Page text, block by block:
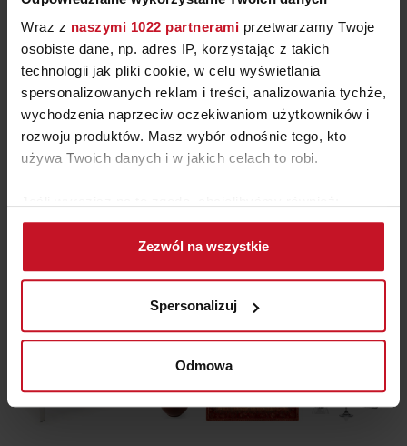
Wraz z naszymi 1022 partnerami przetwarzamy Twoje
osobiste dane, np. adres IP, korzystając z takich
technologii jak pliki cookie, w celu wyświetlania
spersonalizowanych reklam i treści, analizowania tychże,
wychodzenia naprzeciw oczekiwaniom użytkowników i
rozwoju produktów. Masz wybór odnośnie tego, kto
używa Twoich danych i w jakich celach to robi.
Gromadzić dane dotyczące Twojej lokalizacji
geograficznej z dokładnością nawet do kilku metrów
Identyfikować Twoje urządzenie, aktywnie
(fingerprinting, czyli wirtualny odcisk palca)
Dowiedz się więcej odnośnie tego, jak Twoje osobiste
dane są przetwarzane oraz ustaw własne preferencje w
zmienić lub wycofać swoją zgodę w dowolnej chwili.
Zezwól na wszystkie
Spersonalizuj
Odmowa
uwagę na pełen przepychu żyrandol, przywodzący na
myśl kryształowe kandelabry a także na stylowe lustro.
W zestawieniu z bielą mebli całość tworzy wrażenie
lekkości. Idealna propozycja na obiady nie tylko
czwartkowe (jak za króla Stanisława Augusta
Poniatowskiego).